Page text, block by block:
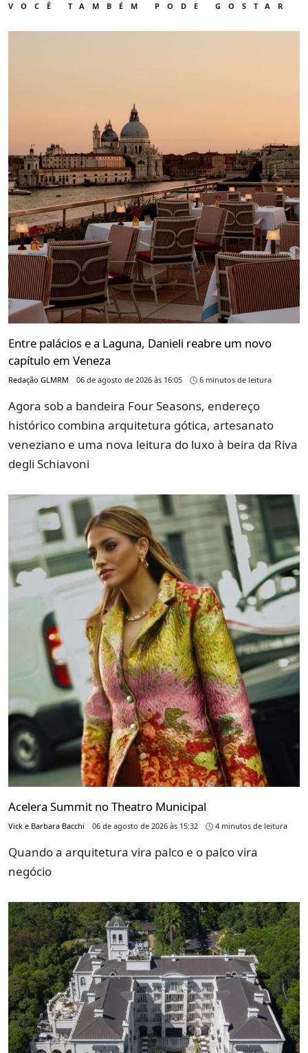
VOCÊ TAMBÉM PODE GOSTAR
Entre palácios e a Laguna, Danieli reabre um novo
capítulo em Veneza
Redação GLMRM 06 de agosto de 2026 às 16:05 6 minutos de leitura
Agora sob a bandeira Four Seasons, endereço
histórico combina arquitetura gótica, artesanato
veneziano e uma nova leitura do luxo à beira da Riva
degli Schiavoni
Acelera Summit no Theatro Municipal
Vick e Barbara Bacchi 06 de agosto de 2026 às 15:32 4 minutos de leitura
Quando a arquitetura vira palco e o palco vira
negócio